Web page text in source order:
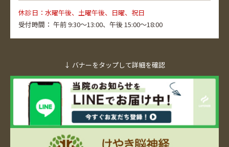
休診日：水曜午後、土曜午後、日曜、祝日
受付時間： 午前 9:30～13:00、 午後 15:00～18:00
↓ バナーをタップして詳細を確認